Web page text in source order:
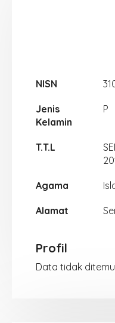
NISN
Jenis
Kelamin
P
T.T.L
Agama
Alamat
Profil
Data tidak